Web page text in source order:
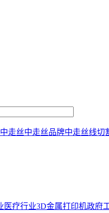
中走丝中走丝品牌中走丝线切
医疗行业3D金属打印机政府